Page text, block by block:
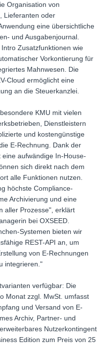
Organisation von
Lieferanten oder
eine übersichtliche
und Ausgabenjournal.
Zusatzfunktionen wie
Vorkontierung für
Mahnwesen. Die
Cloud ermöglicht eine
an die Steuerkanzlei.
KMU mit vielen
Dienstleistern
und kostengünstige
E-Rechnung. Dank der
aufwändige In-House-
sich direkt nach dem
alle Funktionen nutzen.
höchste Compliance-
Archivierung und eine
aller Prozesse", erklärt
bei OXSEED.
Systemen bieten wir
REST-API an, um
von E-Rechnungen
integrieren."
verfügbar: Die
Monat zzgl. MwSt. umfasst
und Versand von E-
Archiv, Partner- und
Nutzerkontingent
Edition zum Preis von 25